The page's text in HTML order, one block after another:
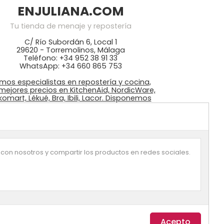
ENJULIANA.COM
Tu tienda de menaje y repostería
C/ Río Subordán 6, Local 1
29620 - Torremolinos, Málaga
Teléfono: +34 952 38 91 33
WhatsApp: +34 660 865 753
especialistas en repostería y cocina,
precios en KitchenAid, NordicWare,
Lékué, Bra, Ibili, Lacor. Disponemos
ingredientes: colorantes Wilton, fondant
nosotros y compartir los productos en redes sociales.